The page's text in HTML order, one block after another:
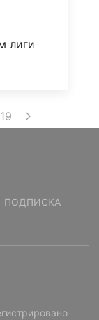
лиги
19
ПОДПИСКА